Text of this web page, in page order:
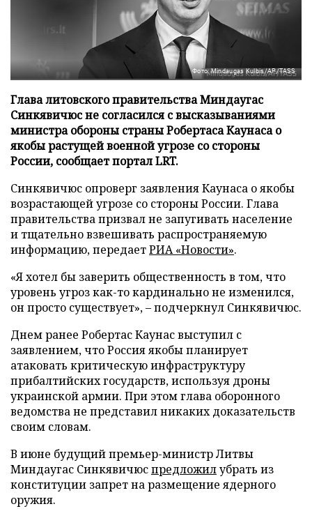
Фото: Mindaugas Kulbis/AP/TASS
Глава литовского правительства Миндаугас
Синкявичюс не согласился с высказываниями
министра обороны страны Робертаса Каунаса о
якобы растущей военной угрозе со стороны
России, сообщает портал LRT.
Синкявичюс опроверг заявления Каунаса о якобы
возрастающей угрозе со стороны России. Глава
правительства призвал не запугивать население
и тщательно взвешивать распространяемую
информацию, передаетРИА «Новости».
«Я хотел бы заверить общественность в том, что
уровень угроз как-то кардинально не изменился,
он просто существует», – подчеркнул Синкявичюс.
Днем ранее Робертас Каунас выступил с
заявлением, что Россия якобы планирует
атаковать критическую инфраструктуру
прибалтийских государств, используя дроны
украинской армии. При этом глава оборонного
ведомства не представил никаких доказательств
своим словам.
В июне будущий премьер-министр Литвы
Миндаугас Синкявичюспредложилубрать из
конституции запрет на размещение ядерного
оружия.